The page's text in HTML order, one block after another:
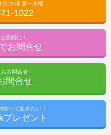
:水曜,第一木曜
1022
気軽に！
お問合せ
お問合せ！
問合せ
知っておきたい！
プレゼント